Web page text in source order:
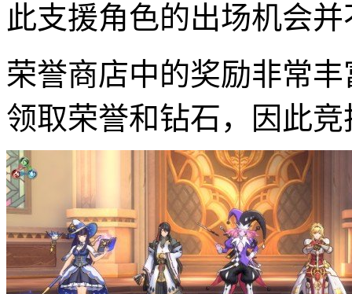
此支援角色的出场机会
荣誉商店中的奖励非常
领取荣誉和钻石，因此